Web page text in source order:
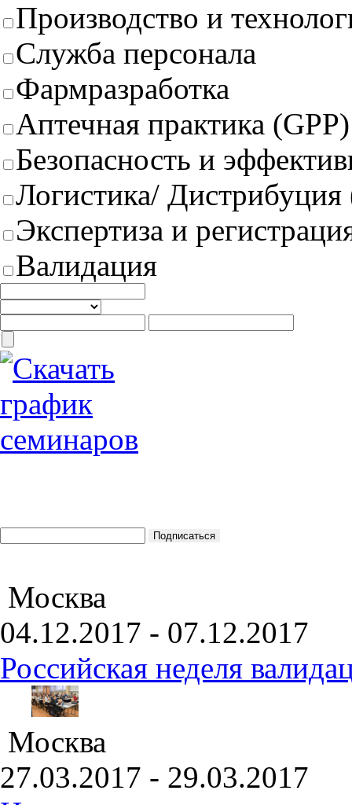
Производство и
Служба персонала
Фармразработка
Аптечная практика (GPP)
Безопасность и
Логистика/
Экспертиза и
Валидация
Москва
04.12.2017 - 07.12.2017
Российская неделя
Москва
27.03.2017 - 29.03.2017